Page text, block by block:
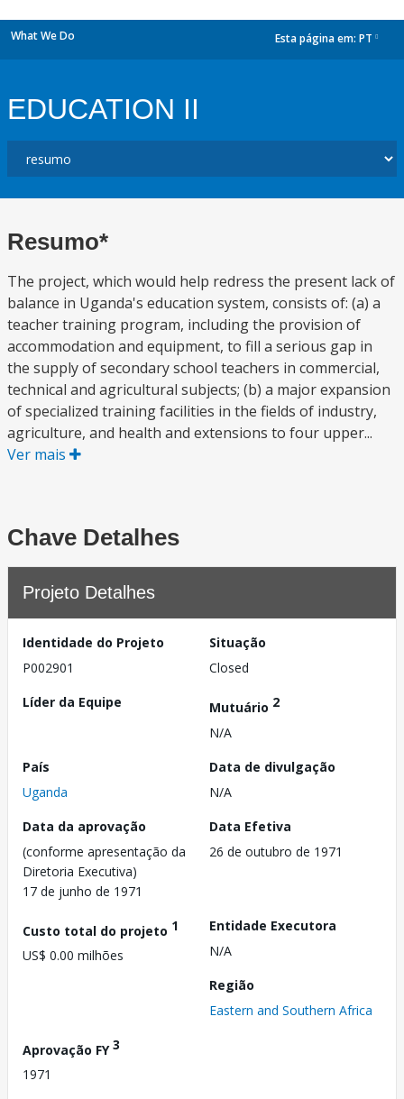
What We Do Esta página em: PT
EDUCATION II
Resumo*
The project, which would help redress the present lack of
balance in Uganda's education system, consists of: (a) a
teacher training program, including the provision of
accommodation and equipment, to fill a serious gap in
the supply of secondary school teachers in commercial,
technical and agricultural subjects; (b) a major expansion
of specialized training facilities in the fields of industry,
agriculture, and health and extensions to four upper...
Ver mais
Chave Detalhes
Projeto Detalhes
Identidade do Projeto
P002901
Situação
Closed
Líder da Equipe
Mutuário 2
N/A
País
Uganda
Data de divulgação
N/A
Data da aprovação
(conforme apresentação da
Diretoria Executiva)
17 de junho de 1971
Data Efetiva
26 de outubro de 1971
Custo total do projeto 1
US$ 0.00 milhões
Entidade Executora
N/A
Região
Eastern and Southern Africa
Aprovação FY3
1971